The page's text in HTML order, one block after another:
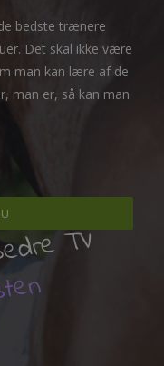
bedste trænere
Det skal ikke være
man kan lære af de
man er, så kan man
TV